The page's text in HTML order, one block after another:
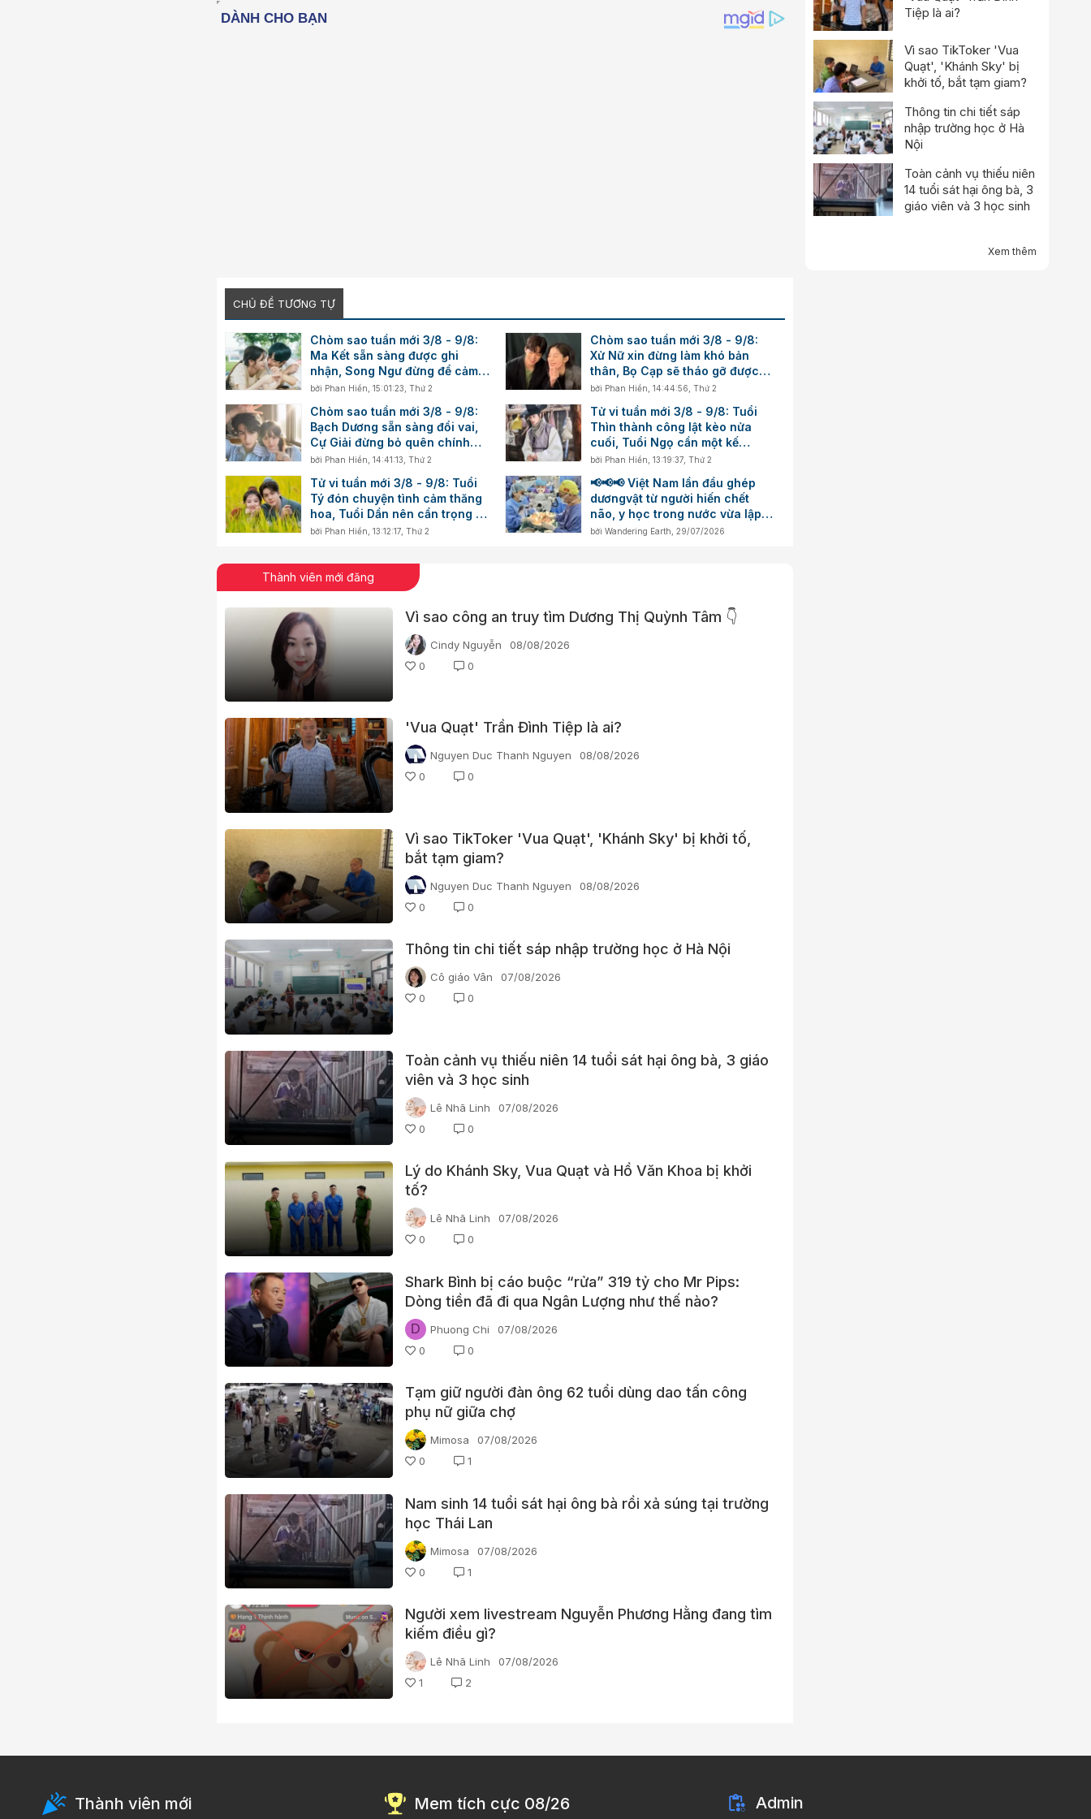
CHỦ ĐỀ TƯƠNG TỰ
Chòm sao tuần mới 3/8 - 9/8:
Ma Kết sẵn sàng được ghi
nhận, Song Ngư đừng để cảm
xúc dẫn đường
bởi Phan Hiền 15:01:23, Thứ 2
Chòm sao tuần mới 3/8 - 9/8:
Xử Nữ xin đừng làm khó bản
thân, Bọ Cạp sẽ tháo gỡ được
nút thắt
bởi Phan Hiền 14:44:56, Thứ 2
Chòm sao tuần mới 3/8 - 9/8:
Bạch Dương sẵn sàng đổi vai,
Cự Giải đừng bỏ quên chính
mình
bởi Phan Hiền 14:41:13, Thứ 2
Tử vi tuần mới 3/8 - 9/8: Tuổi
Thìn thành công lật kèo nửa
cuối, Tuổi Ngọ cần một kế
hoạch chi tiêu
bởi Phan Hiền 13:19:37, Thứ 2
Tử vi tuần mới 3/8 - 9/8: Tuổi
Tý đón chuyện tình cảm thăng
hoa, Tuổi Dần nên cẩn trọng với
biến động số dư
bởi Phan Hiền 13:12:17, Thứ 2
📢📢📢 Việt Nam lần đầu ghép
dươngvật từ người hiến chết
não, y học trong nước vừa lập
thêm một cột mốc mới
bởi Wandering Earth 29/07/2026
Thành viên mới đăng
Vì sao công an truy tìm Dương Thị Quỳnh Tâm 👇
Cindy Nguyễn
08/08/2026
0
0
'Vua Quạt' Trần Đình Tiệp là ai?
Nguyen Duc Thanh Nguyen
08/08/2026
0
0
Vì sao TikToker 'Vua Quạt', 'Khánh Sky' bị khởi tố,
bắt tạm giam?
Nguyen Duc Thanh Nguyen
08/08/2026
0
0
Thông tin chi tiết sáp nhập trường học ở Hà Nội
Cô giáo Vân
07/08/2026
0
0
Toàn cảnh vụ thiếu niên 14 tuổi sát hại ông bà, 3 giáo
viên và 3 học sinh
Lê Nhã Linh
07/08/2026
0
0
Lý do Khánh Sky, Vua Quạt và Hồ Văn Khoa bị khởi
tố?
Lê Nhã Linh
07/08/2026
0
0
Shark Bình bị cáo buộc “rửa” 319 tỷ cho Mr Pips:
Dòng tiền đã đi qua Ngân Lượng như thế nào?
D Phuong Chi
07/08/2026
0
0
Tạm giữ người đàn ông 62 tuổi dùng dao tấn công
phụ nữ giữa chợ
Mimosa
07/08/2026
0
1
Nam sinh 14 tuổi sát hại ông bà rồi xả súng tại trường
học Thái Lan
Mimosa
07/08/2026
0
1
Người xem livestream Nguyễn Phương Hằng đang tìm
kiếm điều gì?
Lê Nhã Linh
07/08/2026
1
2
Tiệp là ai?
Vì sao TikToker 'Vua
Quạt', 'Khánh Sky' bị
khởi tố, bắt tạm giam?
Thông tin chi tiết sáp
nhập trường học ở Hà
Nội
Toàn cảnh vụ thiếu niên
14 tuổi sát hại ông bà, 3
giáo viên và 3 học sinh
Xem thêm
Thành viên mới Mem tích cực 08/26 Admin